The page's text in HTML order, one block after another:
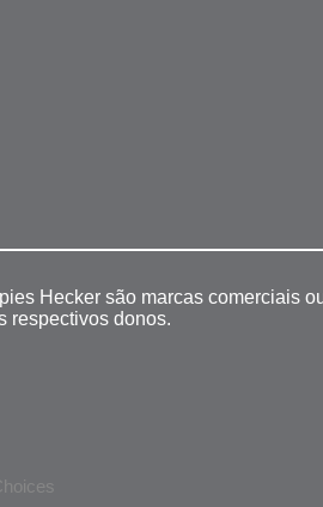
Hecker são marcas comerciais
respectivos donos.